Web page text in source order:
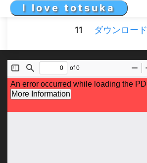
I love totsuka
11 ダウンロード